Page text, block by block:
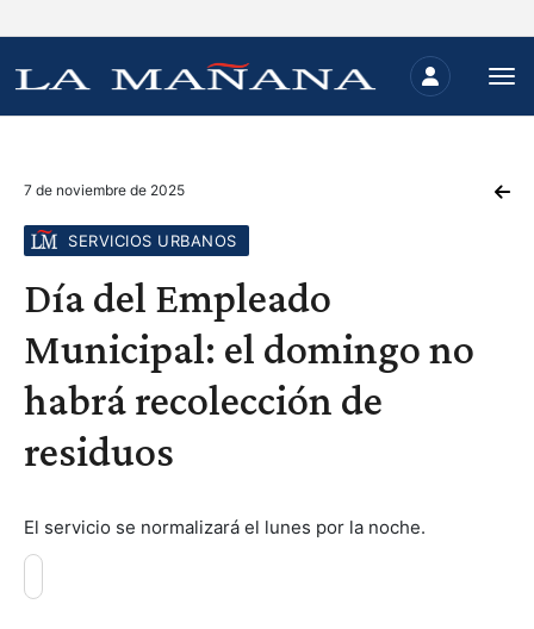
7 de noviembre de 2025
SERVICIOS URBANOS
Día del Empleado
Municipal: el domingo no
habrá recolección de
residuos
El servicio se normalizará el lunes por la noche.